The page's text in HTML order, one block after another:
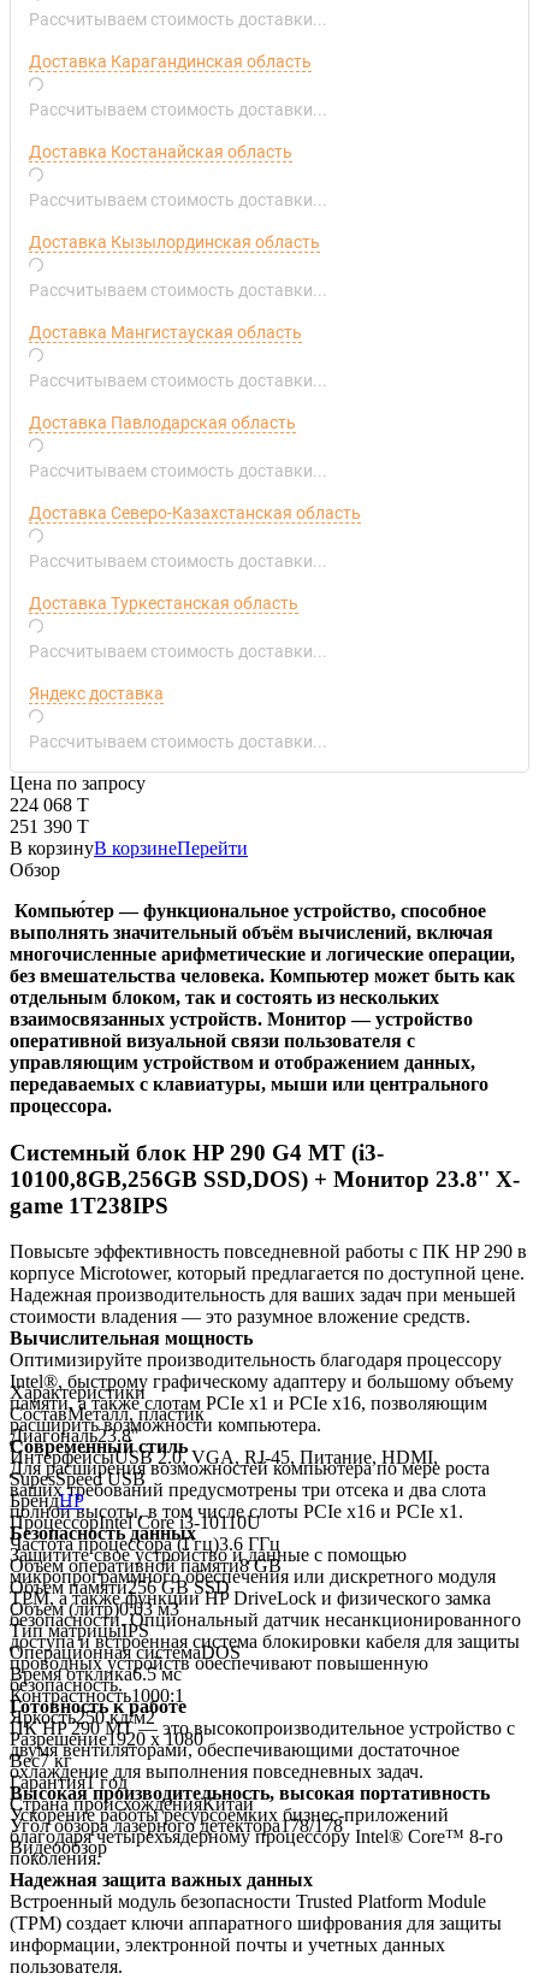
Рассчитываем стоимость доставки...
Доставка Карагандинская область
Рассчитываем стоимость доставки...
Доставка Костанайская область
Рассчитываем стоимость доставки...
Доставка Кызылординская область
Рассчитываем стоимость доставки...
Доставка Мангистауская область
Рассчитываем стоимость доставки...
Доставка Павлодарская область
Рассчитываем стоимость доставки...
Доставка Северо-Казахстанская область
Рассчитываем стоимость доставки...
Доставка Туркестанская область
Рассчитываем стоимость доставки...
Яндекс доставка
Рассчитываем стоимость доставки...
Цена по запросу
224 068 T
251 390 T
В корзинуВ корзинеПерейти
Обзор
Компью́тер — функциональное устройство, способное
выполнять значительный объём вычислений, включая
многочисленные арифметические и логические операции,
без вмешательства человека. Компьютер может быть как
отдельным блоком, так и состоять из нескольких
взаимосвязанных устройств. Монитор — устройство
оперативной визуальной связи пользователя с
управляющим устройством и отображением данных,
передаваемых с клавиатуры, мыши или центрального
процессора.
Системный блок HP 290 G4 MT (i3-
10100,8GB,256GB SSD,DOS) + Монитор 23.8'' X-
game 1T238IPS
Повысьте эффективность повседневной работы с ПК HP 290 в
корпусе Microtower, который предлагается по доступной цене.
Надежная производительность для ваших задач при меньшей
стоимости владения — это разумное вложение средств.
Вычислительная мощность
Оптимизируйте производительность благодаря процессору
Intel®, быстрому графическому адаптеру и большому объему
памяти, а также слотам PCIe x1 и PCIe x16, позволяющим
расширить возможности компьютера.
Современный стиль
Для расширения возможностей компьютера по мере роста
ваших требований предусмотрены три отсека и два слота
полной высоты, в том числе слоты PCIe x16 и PCIe x1.
Безопасность данных
Защитите свое устройство и данные с помощью
микропрограммного обеспечения или дискретного модуля
TPM, а также функции HP DriveLock и физического замка
безопасности. Опциональный датчик несанкционированного
доступа и встроенная система блокировки кабеля для защиты
проводных устройств обеспечивают повышенную
безопасность.
Готовность к работе
ПК HP 290 MT — это высокопроизводительное устройство с
двумя вентиляторами, обеспечивающими достаточное
охлаждение для выполнения повседневных задач.
Высокая производительность, высокая портативность
Ускорение работы ресурсоемких бизнес-приложений
благодаря четырехъядерному процессору Intel® Core™ 8-го
поколения.
Надежная защита важных данных
Встроенный модуль безопасности Trusted Platform Module
(TPM) создает ключи аппаратного шифрования для защиты
информации, электронной почты и учетных данных
пользователя.
Характеристики
СоставМеталл, пластик
Диагональ23.8"
ИнтерфейсыUSB 2.0, VGA, RJ-45, Питание, HDMI,
SupesSpeed USB
БрендHP
ПроцессорIntel Core i3-10110U
Частота процессора (Ггц)3.6 ГГц
Объем оперативной памяти8 GB
Объем памяти256 GB SSD
Объем (литр)0.03 м3
Тип матрицыIPS
Операционная системаDOS
Время отклика6.5 мс
Контрастность1000:1
Яркость250 кд/м2
Разрешение1920 x 1080
Вес7 кг
Гарантия1 год
Страна происхожденияКитай
Угол обзора лазерного детектора178/178
Видеообзор